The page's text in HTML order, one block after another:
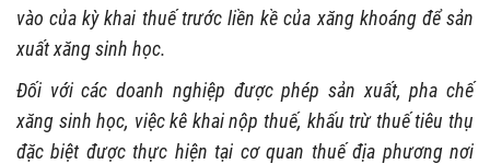
vào của kỳ khai thuế trước liền kề của xăng khoáng để sản
xuất xăng sinh học.
Đối với các doanh nghiệp được phép sản xuất, pha chế
xăng sinh học, việc kê khai nộp thuế, khấu trừ thuế tiêu thụ
đặc biệt được thực hiện tại cơ quan thuế địa phương nơi